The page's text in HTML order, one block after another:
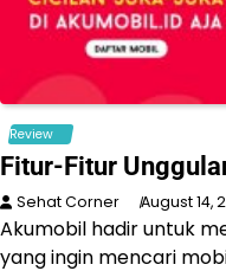
Review
Fitur-Fitur
Sehat Corner August 14,
Akumobil hadir untuk
yang ingin mencari